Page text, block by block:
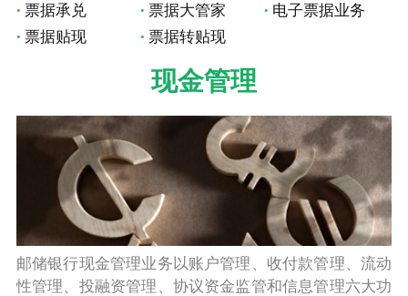
票据承兑 票据大管家
电子票据业务
票据贴现
票据转贴现
现金管理
邮储银行现金管理业务以账户管理、收付款管理、流动
性管理、投融资管理、协议资金监管和信息管理六大功